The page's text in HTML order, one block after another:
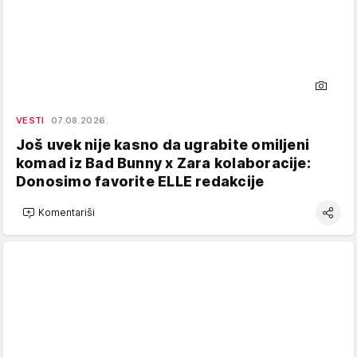
VESTI 07.08.2026.
Još uvek nije kasno da ugrabite omiljeni
komad iz Bad Bunny x Zara kolaboracije:
Donosimo favorite ELLE redakcije
Komentariši